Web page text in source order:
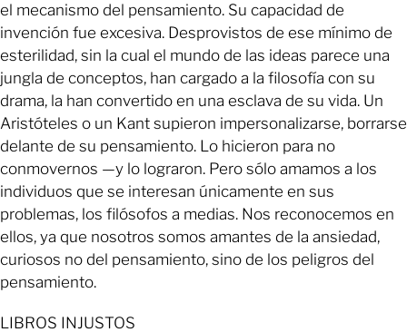
el mecanismo del pensamiento. Su capacidad de
invención fue excesiva. Desprovistos de ese mínimo de
esterilidad, sin la cual el mundo de las ideas parece una
jungla de conceptos, han cargado a la filosofía con su
drama, la han convertido en una esclava de su vida. Un
Aristóteles o un Kant supieron impersonalizarse, borrarse
delante de su pensamiento. Lo hicieron para no
conmovernos —y lo lograron. Pero sólo amamos a los
individuos que se interesan únicamente en sus
problemas, los filósofos a medias. Nos reconocemos en
ellos, ya que nosotros somos amantes de la ansiedad,
curiosos no del pensamiento, sino de los peligros del
pensamiento.
LIBROS INJUSTOS